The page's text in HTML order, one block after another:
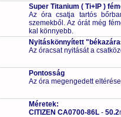
Super Titanium ( Ti+IP )
Az óra csatja tartós
szemekből. Az órát még
kal könnyebb.
Nyitáskönnyített
Az óracsat nyitását a
Pontosság
Az óra megengedett
Méretek:
CITIZEN CA0700-86L- 50.2